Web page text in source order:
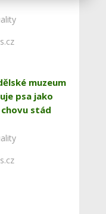
muzeum
psa jako
stád